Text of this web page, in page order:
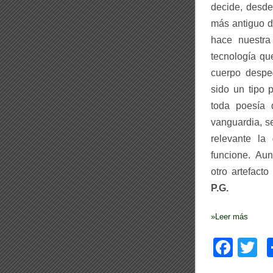
b
decide,
más antiguo
hace
tecnología
cuerpo
sido un tipo
toda poesía
vanguardia,
relevante
funcione.
otro
P.G.
» Leer más
F